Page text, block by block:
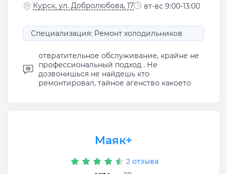
Курск, ул. Добролюбова, 17 вт-вс 9:00-13:00
Специализация: Ремонт холодильников
отвратительное обслуживание, крайне не
профессиональный подход . Не
дозвонишься не найдешь кто
ремонтировал, тайное агенство какоето
Маяк+
2 отзыва